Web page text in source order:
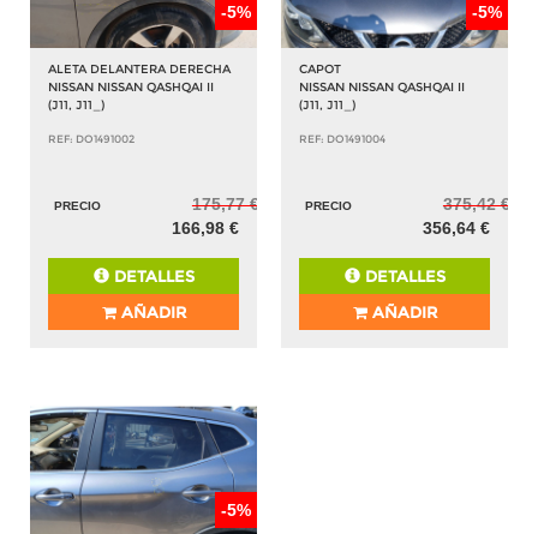
-5%
ALETA DELANTERA DERECHA
NISSAN NISSAN QASHQAI II
(J11, J11_)
REF: DO1491002
PRECIO
175,77 €
166,98 €
DETALLES
AÑADIR
-5%
CAPOT
NISSAN NISSAN QASHQAI II
(J11, J11_)
REF: DO1491004
PRECIO
375,42 €
356,64 €
DETALLES
AÑADIR
-5%